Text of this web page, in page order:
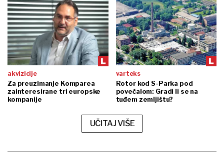
akvizicije
Za preuzimanje Komparea
zainteresirane tri europske
kompanije
varteks
Rotor kod S-Parka pod
povećalom: Gradi li se na
tuđem zemljištu?
UČITAJ VIŠE